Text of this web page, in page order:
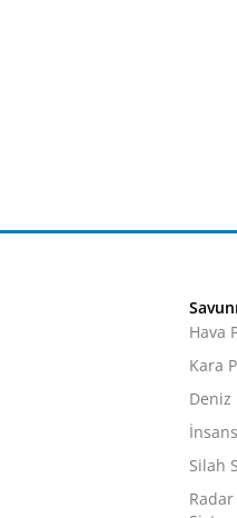
Hava
Kara
Deniz
Silah